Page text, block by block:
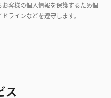
客様の個人情報を保護するため個
ラインなどを遵守します。
ス